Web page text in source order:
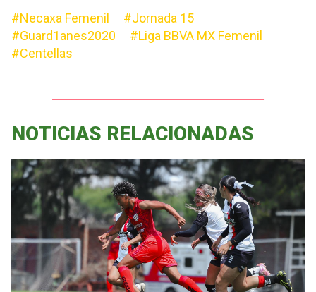
#Necaxa Femenil
#Jornada 15
#Guard1anes2020
#Liga BBVA MX Femenil
#Centellas
NOTICIAS RELACIONADAS